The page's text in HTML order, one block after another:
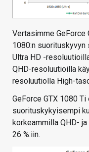
Vertasimme GeForce
1080:n suorituskyvyn
Ultra HD -
QHD-resoluutioilla
resoluutiolla High-
GeForce GTX 1080
suorituskykyisempi
korkeammilla QHD-
26 %:iin.